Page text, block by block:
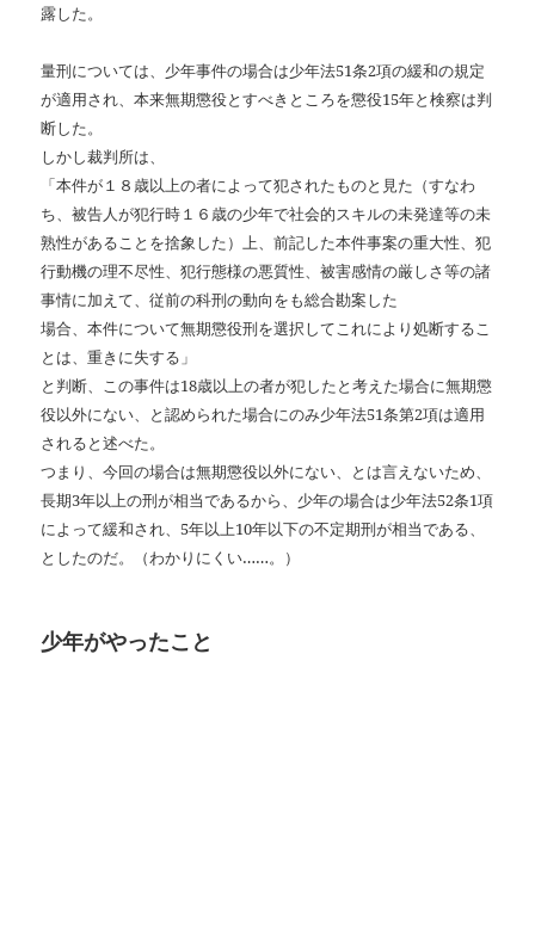
露した。
量刑については、少年事件の場合は少年法51条2項の緩和の規定
が適用され、本来無期懲役とすべきところを懲役15年と検察は判
断した。
しかし裁判所は、
「本件が１８歳以上の者によって犯されたものと見た（すなわ
ち、被告人が犯行時１６歳の少年で社会的スキルの未発達等の未
熟性があることを捨象した）上、前記した本件事案の重大性、犯
行動機の理不尽性、犯行態様の悪質性、被害感情の厳しさ等の諸
事情に加えて、従前の科刑の動向をも総合勘案した
場合、本件について無期懲役刑を選択してこれにより処断するこ
とは、重きに失する」
と判断、この事件は18歳以上の者が犯したと考えた場合に無期懲
役以外にない、と認められた場合にのみ少年法51条第2項は適用
されると述べた。
つまり、今回の場合は無期懲役以外にない、とは言えないため、
長期3年以上の刑が相当であるから、少年の場合は少年法52条1項
によって緩和され、5年以上10年以下の不定期刑が相当である、
としたのだ。（わかりにくい……。）
少年がやったこと